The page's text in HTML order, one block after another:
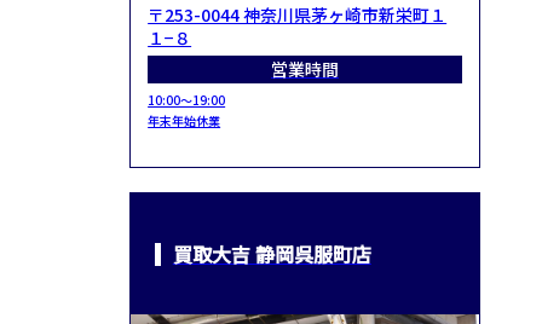
〒253-0044 神奈川県茅ヶ崎市新栄町１
１−８
営業時間
10:00～19:00
年末年始休業
買取大吉 静岡呉服町店